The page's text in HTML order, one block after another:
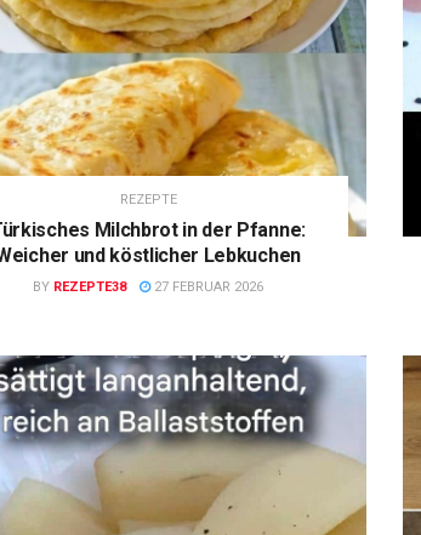
REZEPTE
Milchbrot in der Pfanne:
und köstlicher Lebkuchen
BY REZEPTE38 27 FEBRUAR 2026